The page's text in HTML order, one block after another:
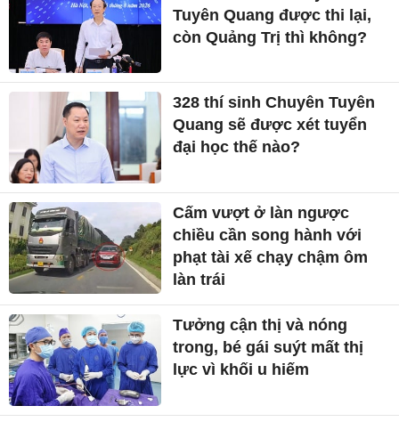
Tuyên Quang được thi lại,
còn Quảng Trị thì không?
328 thí sinh Chuyên Tuyên
Quang sẽ được xét tuyển
đại học thế nào?
Cấm vượt ở làn ngược
chiều cần song hành với
phạt tài xế chạy chậm ôm
làn trái
Tưởng cận thị và nóng
trong, bé gái suýt mất thị
lực vì khối u hiếm